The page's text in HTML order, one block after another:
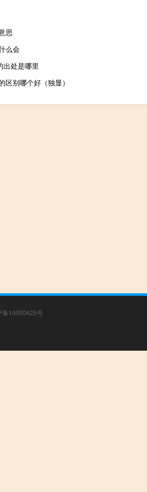
思
么会
出处是哪里
区别哪个好（独显）
备10000425号